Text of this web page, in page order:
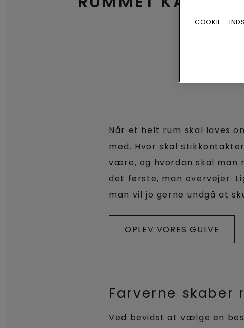
Når et helt rum skal laves
med. Hvor skal
være, og hvordan skal
det første, man overvejer.
man vil jo gerne undgå at
OPLEV VORES GULVE
Farverne skaber
Ved bevidst at vælge en
COOKIE -